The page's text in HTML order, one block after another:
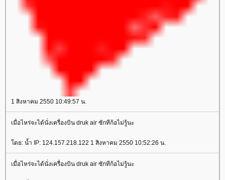
1 สิงหาคม 2550 10:49:57 น.
เมื่อไหร่จะได้นั่งเครื่องบิน druk air ซักทีก้อไม่รู้นะ
ดย: น้ำ IP: 124.157.218.122 1 สิงหาคม 2550 10:52:26 น.
เมื่อไหร่จะได้นั่งเครื่องบิน druk air ซักทีก้อไม่รู้นะ